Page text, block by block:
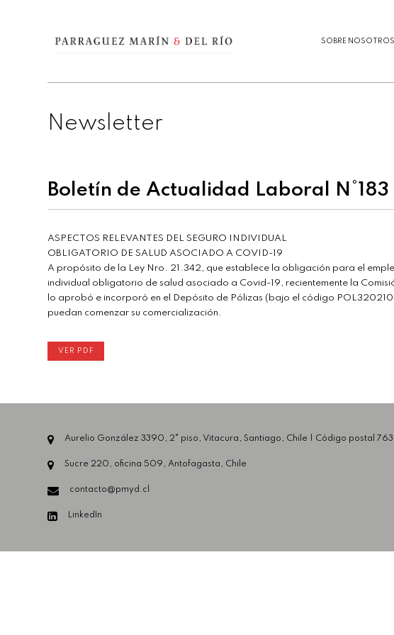
SOBRE NOSOTROS
Newsletter
Boletín de Actualidad Laboral N°183
ASPECTOS RELEVANTES DEL SEGURO INDIVIDUAL
OBLIGATORIO DE SALUD ASOCIADO A COVID-19
A propósito de la Ley Nro. 21.342, que establece la obligación para el
individual obligatorio de salud asociado a Covid-19, recientemente la
lo aprobó e incorporó en el Depósito de Pólizas (bajo el código
puedan comenzar su comercialización.
VER PDF
Aurelio González 3390, 2° piso, Vitacura, Santiago, Chile | Código postal
Sucre 220, oficina 509, Antofagasta, Chile
contacto@pmyd.cl
LinkedIn